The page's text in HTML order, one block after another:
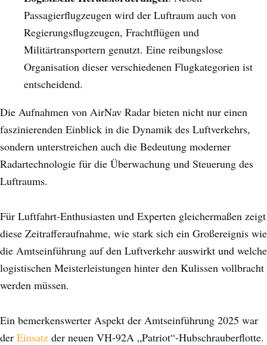
Passagierflugzeugen wird der Luftraum auch von
Regierungsflugzeugen, Frachtflügen und
Militärtransportern genutzt. Eine reibungslose
Organisation dieser verschiedenen Flugkategorien ist
entscheidend.
Die Aufnahmen von AirNav Radar bieten nicht nur einen
faszinierenden Einblick in die Dynamik des Luftverkehrs,
sondern unterstreichen auch die Bedeutung moderner
Radartechnologie für die Überwachung und Steuerung des
Luftraums.
Für Luftfahrt-Enthusiasten und Experten gleichermaßen zeigt
diese Zeitrafferaufnahme, wie stark sich ein Großereignis wie
die Amtseinführung auf den Luftverkehr auswirkt und welche
logistischen Meisterleistungen hinter den Kulissen vollbracht
werden müssen.
Ein bemerkenswerter Aspekt der Amtseinführung 2025 war
der Einsatz der neuen VH-92A „Patriot“-Hubschrauberflotte.